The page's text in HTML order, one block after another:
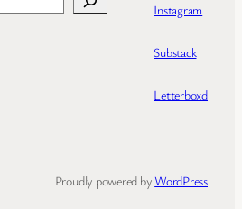
Instagram
Substack
Letterboxd
Proudly powered byWordPress